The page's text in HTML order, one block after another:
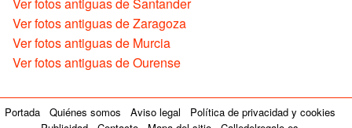
Ver fotos antiguas de Zaragoza
Ver fotos antiguas de Murcia
Ver fotos antiguas de Ourense
Portada Quiénes somos Aviso legal
Política de privacidad y cookies